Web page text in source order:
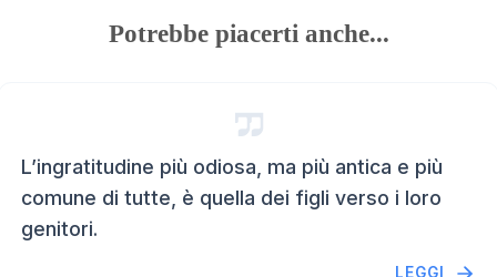
Potrebbe piacerti anche...
L’ingratitudine più odiosa, ma più antica e più
comune di tutte, è quella dei figli verso i loro
genitori.
LEGGI